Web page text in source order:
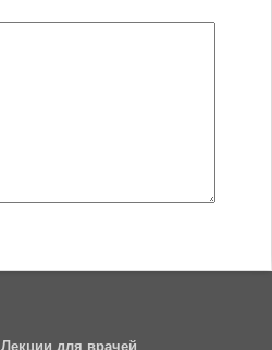
Лекции для врачей